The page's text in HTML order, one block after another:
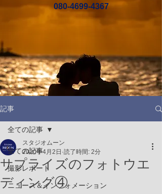
080-4699-4367
記事
全ての記事
撮影レポート
ニュース＆インフォメーション
全ての記事
サプライズのフォトウエ
ディング④
スタジオムーン
2020年4月2日 読了時間: 2分